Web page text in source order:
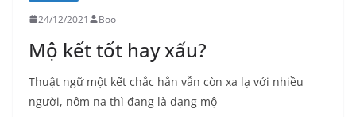
24/12/2021 Boo
Mộ kết tốt hay xấu?
Thuật ngữ một kết chắc hẳn vẫn còn xa lạ với nhiều
người, nôm na thì đang là dạng mộ